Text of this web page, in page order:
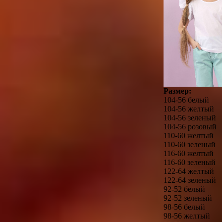
Размер:
104-56 белый
104-56 желтый
104-56 зеленый
104-56 розовый
110-60 желтый
110-60 зеленый
116-60 желтый
116-60 зеленый
122-64 желтый
122-64 зеленый
92-52 белый
92-52 зеленый
98-56 белый
98-56 желтый